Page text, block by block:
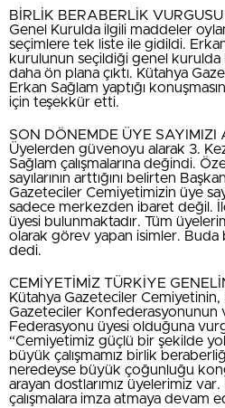
BİRLİK BERABERLİK VURGUSU
Genel Kurulda ilgili maddeler
seçimlere tek liste ile gidildi.
kurulunun seçildiği genel
daha ön plana çıktı. Kütahya
Erkan Sağlam yaptığı
için teşekkür etti.
SON DÖNEMDE ÜYE SAYIMIZI
Üyelerden güvenoyu alarak 3.
Sağlam çalışmalarına değindi.
sayılarının arttığını belirten
Gazeteciler Cemiyetimizin üye
sadece merkezden ibaret değil.
üyesi bulunmaktadır. Tüm
olarak görev yapan isimler. Buda
dedi.
CEMİYETİMİZ TÜRKİYE
Kütahya Gazeteciler
Gazeteciler Konfederasyonunun
Federasyonu üyesi olduğuna
“Cemiyetimiz güçlü bir şekilde
büyük çalışmamız birlik
neredeyse büyük çoğunluğu
arayan dostlarımız üyelerimiz
çalışmalara imza atmaya devam